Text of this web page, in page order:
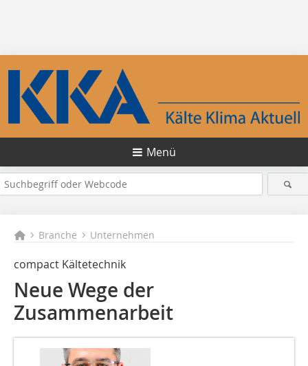
Menü
Branche Unternehmen
compact Kältetechnik
Neue Wege der
Zusammenarbeit